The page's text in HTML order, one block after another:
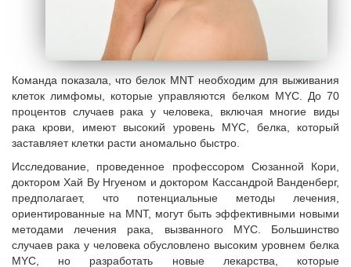
Команда показала, что белок MNT необходим для выживания
клеток лимфомы, которые управляются белком MYC. До 70
процентов случаев рака у человека, включая многие виды
рака крови, имеют высокий уровень MYC, белка, который
заставляет клетки расти аномально быстро.
Исследование, проведенное профессором Сюзанной Кори,
доктором Хай Ву Нгуеном и доктором Кассандрой Ванденберг,
предполагает, что потенциальные методы лечения,
ориентированные на МNT, могут быть эффективными новыми
методами лечения рака, вызванного MYC. Большинство
случаев рака у человека обусловлено высоким уровнем белка
MYC, но разработать новые лекарства, которые